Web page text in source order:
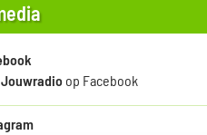
Jouwradio op Facebook